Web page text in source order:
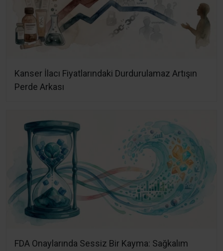
Kanser İlacı Fiyatlarındaki Durdurulamaz Artışın
Perde Arkası
FDA Onaylarında Sessiz Bir Kayma: Sağkalım